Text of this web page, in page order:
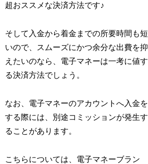
超おススメな決済方法です♪
そして入金から着金までの所要時間も短
いので、スムーズにかつ余分な出費を抑
えたいのなら、電子マネーは一考に値す
る決済方法でしょう。
なお、電子マネーのアカウントへ入金を
する際には、別途コミッションが発生す
ることがあります。
こちらについては、電子マネーブラン